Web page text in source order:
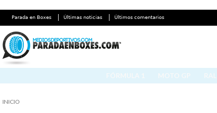
Parada en Boxes Últimas noticias Últimos comentarios
INICIO